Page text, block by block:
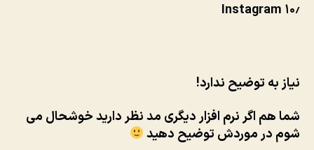
۱۰٫ Instagram
نیاز به توضیح ندارد!
شما هم اگر نرم افزار دیگری مد نظر دارید خوشحال می
شوم در موردش توضیح دهید